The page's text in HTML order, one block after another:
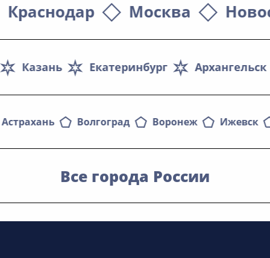
Березина Надежда Васильевна
Краснодар Москва
Архангельск
Екатеринбург
Казань
Астрахань Волгоград Воронеж Ижевск
Все города России